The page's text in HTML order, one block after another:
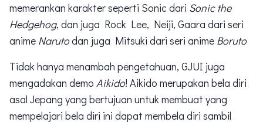
memerankan karakter seperti Sonic dari Sonic the
Hedgehog, dan juga Rock Lee, Neiji, Gaara dari seri
anime Narutodan juga Mitsuki dari seri anime Boruto
Tidak hanya menambah pengetahuan, GJUI juga
mengadakan demo Aikido! Aikido merupakan bela diri
asal Jepang yang bertujuan untuk membuat yang
mempelajari bela diri ini dapat membela diri sambil